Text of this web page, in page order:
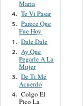
Maria
4. Te Vi Pasar
5. Parece Que
Fue Hoy
1. Dale Dale
2. Ay Que
Pegarle A La
Mujer
3. De Ti Me
Acuerdo
4. Colgo El
Pico La